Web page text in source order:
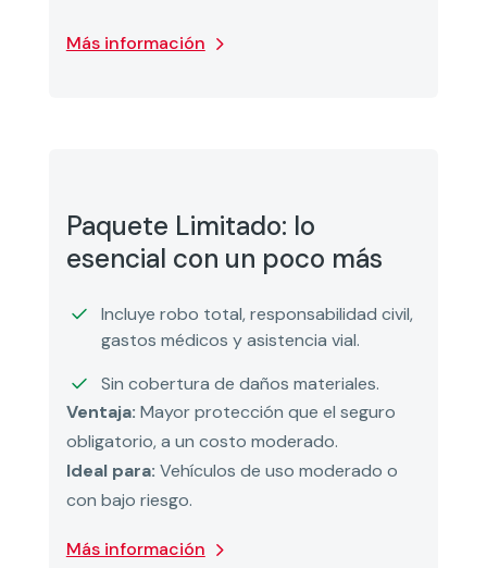
Más información
Paquete Limitado: lo
esencial con un poco más
Incluye robo total, responsabilidad civil,
gastos médicos y asistencia vial.
Sin cobertura de daños materiales.
Ventaja: Mayor protección que el seguro
obligatorio, a un costo moderado.
Ideal para: Vehículos de uso moderado o
con bajo riesgo.
Más información